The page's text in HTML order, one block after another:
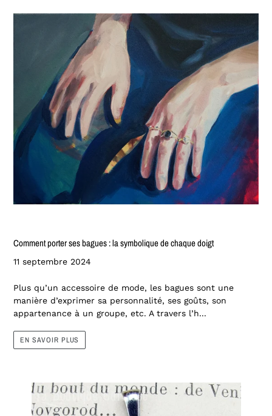
Comment porter ses bagues : la symbolique de chaque doigt
11 septembre 2024
Plus qu’un accessoire de mode, les bagues sont une
manière d’exprimer sa personnalité, ses goûts, son
appartenance à un groupe, etc. A travers l’h...
EN SAVOIR PLUS